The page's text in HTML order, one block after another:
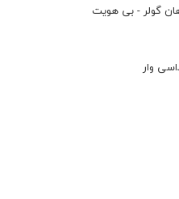
گولر - بی هویت
وار